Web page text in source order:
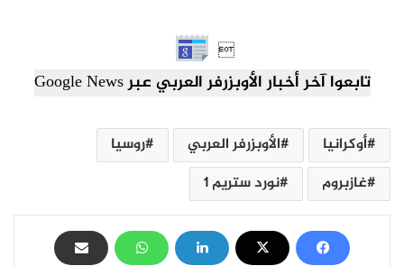

تابعوا آخر أخبار الأوبزرفر العربي عبر Google News
أوكرانيا الأوبزرفر العربي
روسيا
غازبروم
نورد ستريم 1